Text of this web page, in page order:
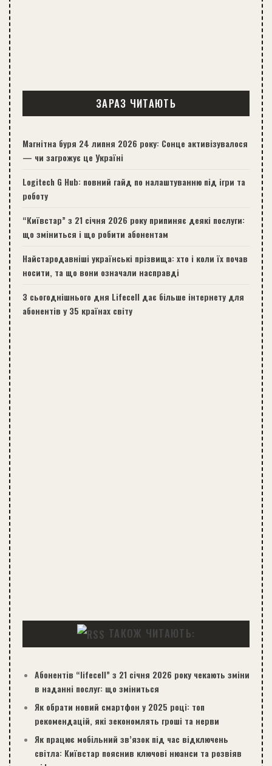
ЗАРАЗ ЧИТАЮТЬ
Магнітна буря 24 липня 2026 року: Сонце активізувалося
— чи загрожує це Україні
Logitech G Hub: повний гайд по налаштуванню під ігри та
роботу
“Київстар” з 21 січня 2026 року припиняє деякі послуги:
що зміниться і що робити абонентам
Найстародавніші українські прізвища: хто і коли їх почав
носити, та що вони означали насправді
З сьогоднішнього дня Lifecell дає більше інтернету для
абонентів у 35 країнах світу
ТАКОЖ ЧИТАЮТЬ:
Абонентів “lifecell” з 21 січня 2026 року чекають зміни
в наданні послуг: що зміниться
Як обрати новий смартфон у 2025 році: топ
рекомендацій, які зекономлять гроші та нерви
Як працює мобільний зв’язок під час відключень
світла: Київстар пояснив ключові нюанси та розвіяв